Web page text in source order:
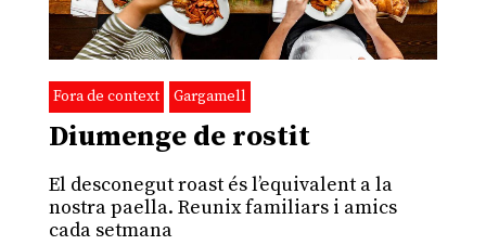
Fora de context Gargamell
Diumenge de rostit
El desconegut roast és l’equivalent a la
nostra paella. Reunix familiars i amics
cada setmana